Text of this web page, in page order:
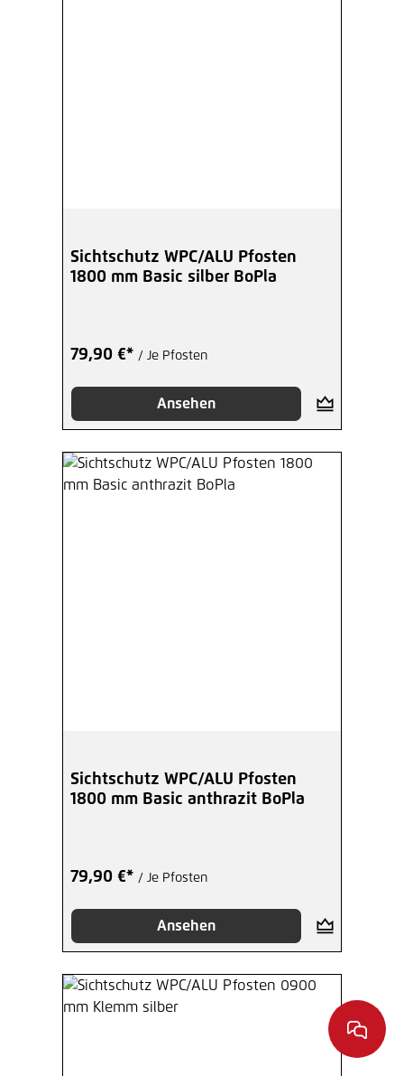
Sichtschutz WPC/ALU Pfosten
1800 mm Basic silber BoPla
79,90 €* / Je Pfosten
Ansehen
Sichtschutz WPC/ALU Pfosten
1800 mm Basic anthrazit BoPla
79,90 €* / Je Pfosten
Ansehen